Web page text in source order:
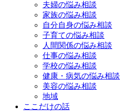
夫婦の悩み相談
家族の悩み相談
自分自身の悩み相談
子育ての悩み相談
人間関係の悩み相談
仕事の悩み相談
学校の悩み相談
健康・病気の悩み相談
美容の悩み相談
地域
ここだけの話